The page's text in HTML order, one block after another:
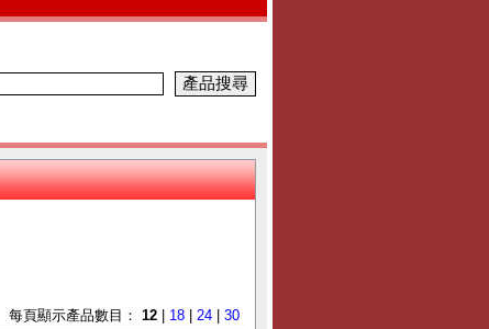
每頁顯示產品數目： 12 18 24 30